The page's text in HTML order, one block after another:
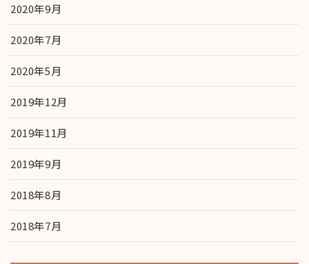
2020年9月
2020年7月
2020年5月
2019年12月
2019年11月
2019年9月
2018年8月
2018年7月